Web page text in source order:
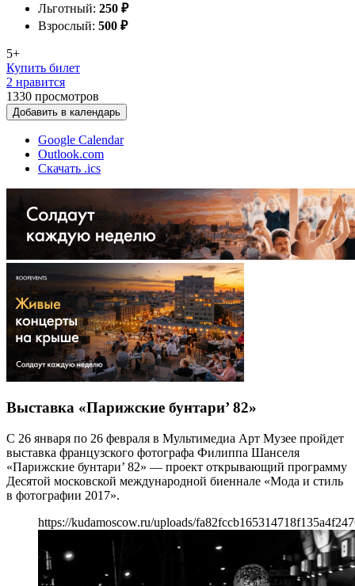
Льготный: 250 ₽
Взрослый: 500 ₽
5+
Купить билет
2 нравится
1330 просмотров
Добавить в календарь
Google Calendar
Outlook.com
Скачать .ics
Выставка «Парижские бунтари’ 82»
С 26 января по 26 февраля в Мультимедиа Арт Музее пройдет
выставка французского фотографа Филиппа Шанселя
«Парижские бунтари’ 82» — проект открывающий программу
Десятой московской международной биеннале «Мода и стиль
в фотографии 2017».
https://kudamoscow.ru/uploads/